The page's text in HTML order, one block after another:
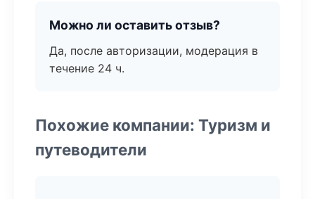
Можно ли оставить отзыв?
Да, после авторизации, модерация в
течение 24 ч.
Похожие компании: Туризм и
путеводители